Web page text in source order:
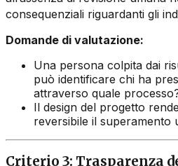
consequenziali riguardanti gli
Domande di valutazione:
Una persona colpita dai
può identificare chi ha
attraverso quale
Il design del progetto
reversibile il superamento
Criterio 3: Trasparenza